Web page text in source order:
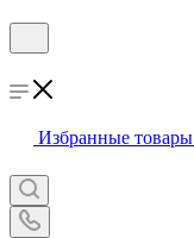
Избранные товары